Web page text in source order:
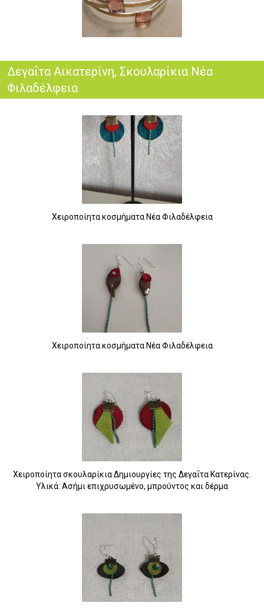
Δεγαΐτα Αικατερίνη, Σκουλαρίκια Νέα
Φιλαδέλφεια
Χειροποίητα κοσμήματα Νέα Φιλαδέλφεια
Χειροποίητα κοσμήματα Νέα Φιλαδέλφεια
Χειροποίητα σκουλαρίκια Δημιουργίες της Δεγαΐτα Κατερίνας.
Υλικά: Ασήμι επιχρυσωμένο, μπρούντος και δέρμα